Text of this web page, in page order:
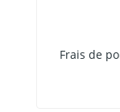
Frais de